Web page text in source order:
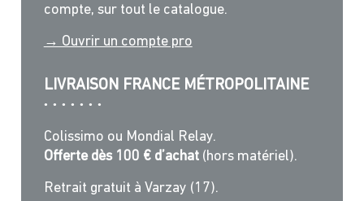
compte, sur tout le catalogue.
→ Ouvrir un compte pro
LIVRAISON FRANCE MÉTROPOLITAINE
Colissimo ou Mondial Relay.
Offerte dès 100 € d’achat (hors matériel).
Retrait gratuit à Varzay (17).